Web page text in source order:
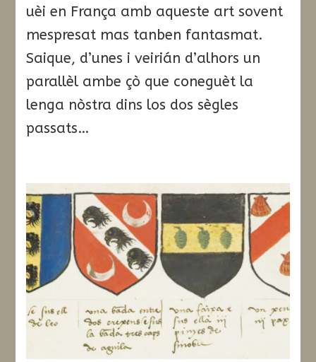
uèi en França amb aqueste art sovent
mespresat mas tanben fantasmat.
Saique, d’unes i veirián d’alhors un
parallèl ambe çò que coneguèt la
lenga nòstra dins los dos sègles
passats…